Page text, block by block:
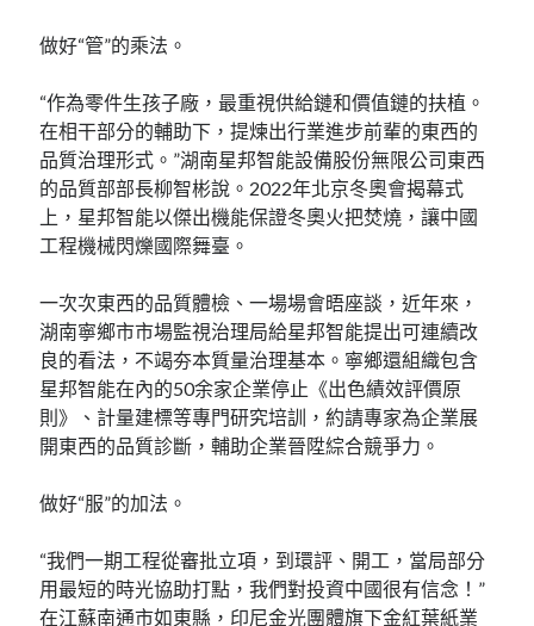
做好“管”的乘法。
“作為零件生孩子廠，最重視供給鏈和價值鏈的扶植。
在相干部分的輔助下，提煉出行業進步前輩的東西的
品質治理形式。”湖南星邦智能設備股份無限公司東西
的品質部部長柳智彬說。2022年北京冬奧會揭幕式
上，星邦智能以傑出機能保證冬奧火把焚燒，讓中國
工程機械閃爍國際舞臺。
一次次東西的品質體檢、一場場會晤座談，近年來，
湖南寧鄉市市場監視治理局給星邦智能提出可連續改
良的看法，不竭夯本質量治理基本。寧鄉還組織包含
星邦智能在內的50余家企業停止《出色績效評價原
則》、計量建標等專門研究培訓，約請專家為企業展
開東西的品質診斷，輔助企業晉陞綜合競爭力。
做好“服”的加法。
“我們一期工程從審批立項，到環評、開工，當局部分
用最短的時光協助打點，我們對投資中國很有信念！”
在江蘇南通市如東縣，印尼金光團體旗下金紅葉紙業